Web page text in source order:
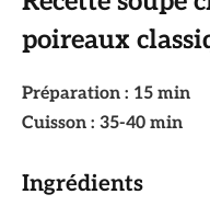
poireaux
Préparation : 15 min
Cuisson : 35-40 min
Ingrédients